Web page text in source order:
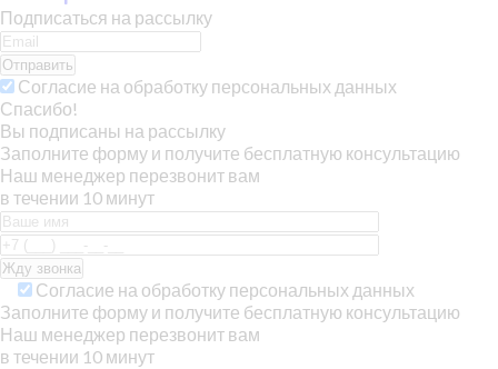
Подписаться на рассылку
Отправить
Согласие на обработку персональных данных
Спасибо!
Вы подписаны на рассылку
Заполните форму и получите бесплатную консультацию
Наш менеджер перезвонит вам
в течении 10 минут
Согласие на обработку персональных данных
Заполните форму и получите бесплатную консультацию
Наш менеджер перезвонит вам
в течении 10 минут